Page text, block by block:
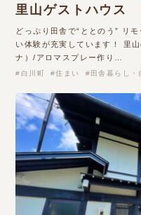
里山ゲストハウス
どっぷり田舎で“ととのう” リ
い体験が充実しています！ 里
ナ）/アロマスプレー作り…
白川町 住まい 田舎暮らし・